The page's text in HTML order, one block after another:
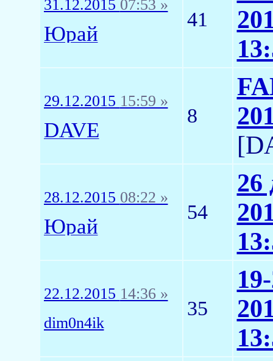
31.12.2015 07:53 »
Юрай
41
29.12.2015 15:59 »
DAVE
8
28.12.2015 08:22 »
Юрай
54
26
22.12.2015 14:36 »
dim0n4ik
35